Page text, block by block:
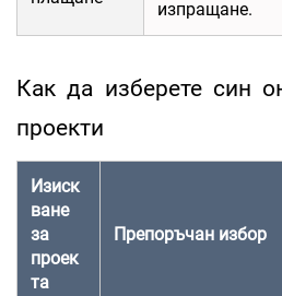
изпращане.
Как да изберете син
проекти
Изиск
ване
за
проек
та
Препоръчан избор